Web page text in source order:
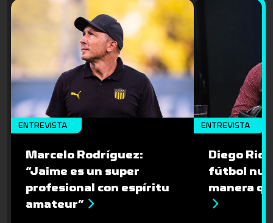
ENTREVISTA
Marcelo Rodríguez:
“Jaime es un super
profesional con espíritu
amateur”
ENTREVISTA
Diego
fútbol
manera